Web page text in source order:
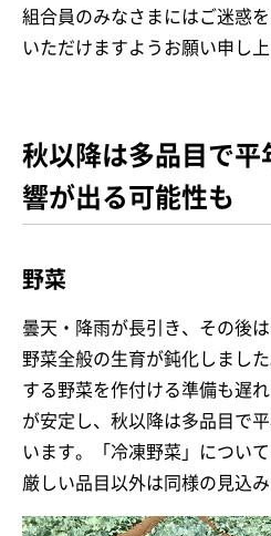
組合員のみなさまにはご迷惑
いただけますようお願い申し上
秋以降は多品目で
響が出る可能性も
野菜
曇天・降雨が長引き、その後
野菜全般の生育が鈍化しまし
する野菜を作付ける準備も遅
が安定し、秋以降は多品目で
います。「冷凍野菜」につい
厳しい品目以外は同様の見込み